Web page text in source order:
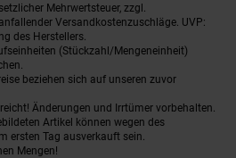
Mehrwertsteuer, zzgl.
Versandkostenzuschläge. UVP:
des Herstellers.
(Stückzahl/Mengeneinheit)
beziehen sich auf unseren zuvor
Änderungen und Irrtümer vorbehalten.
Artikel können wegen des
ersten Tag ausverkauft sein.
Mengen!